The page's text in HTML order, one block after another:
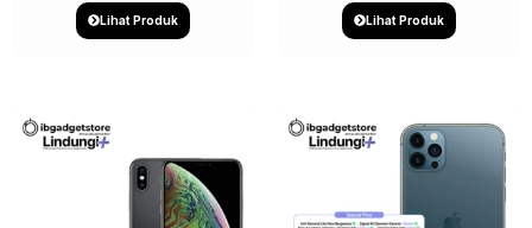
Lihat Produk Lihat Produk